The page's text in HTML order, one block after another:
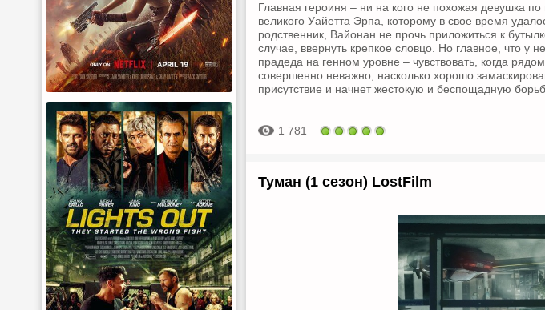
Главная героиня – ни на кого не похожая девушка
великого Уайетта Эрпа, которому в свое время
родственник, Вайонан не прочь приложиться к
случае, ввернуть крепкое словцо. Но главное, что у
прадеда на генном уровне – чувствовать, когда
совершенно неважно, насколько хорошо
присутствие и начнет жестокую и беспощадную
1 781
Туман (1 сезон) LostFilm